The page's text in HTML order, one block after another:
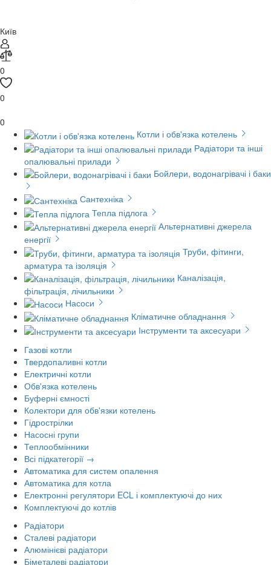
Київ
0
0
0
Котли і обв'язка котелень
Радіатори та інші
опалювальні прилади
Бойлери, водонагрівачі і баки
Сантехніка
Тепла підлога
Альтернативні джерела
енергії
Труби, фітинги,
арматура та ізоляція
Каналізація,
фільтрація, лічильники
Насоси
Кліматичне обладнання
Інструменти та аксесуари
Газові котли
Твердопаливні котли
Електричні котли
Обв'язка котелень
Буферні ємності
Колектори для обв'язки котелень
Гідрострілки
Насосні групи
Теплообмінники
Всі підкатегорії →
Автоматика для систем опалення
Автоматика для котла
Електронні регулятори ECL і комплектуючі до них
Комплектуючі до котлів
Радіатори
Сталеві радіатори
Алюмінієві радіатори
Біметалеві радіатори